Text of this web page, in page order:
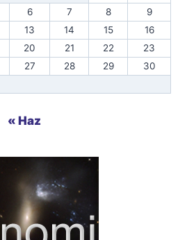
6 7 8
9
13 14 15
16
20 21 22
23
27 28 29
30
« Haz